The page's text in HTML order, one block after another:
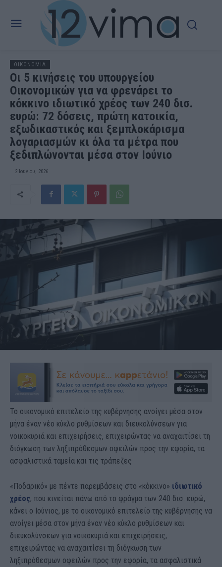
OIKONOMIA
Οι 5 κινήσεις του υπουργείου
Οικονομικών για να φρενάρει το
κόκκινο ιδιωτικό χρέος των 240 δισ.
ευρώ: 72 δόσεις, πρώτη κατοικία,
εξωδικαστικός και ξεμπλοκάρισμα
λογαριασμών κι όλα τα μέτρα που
ξεδιπλώνονται μέσα στον Ιούνιο
2 Ιουνίου, 2026
Το οικονομικό επιτελείο της κυβέρνησης ανοίγει μέσα στον
μήνα έναν νέο κύκλο ρυθμίσεων και διευκολύνσεων για
νοικοκυριά και επιχειρήσεις, επιχειρώντας να αναχαιτίσει τη
διόγκωση των ληξιπρόθεσμων οφειλών προς την εφορία, τα
ασφαλιστικά ταμεία και τις τράπεζες
«Ποδαρικό» με πέντε παρεμβάσεις στο «κόκκινο» ιδιωτικό
χρέος, που κινείται πάνω από το φράγμα των 240 δισ. ευρώ,
κάνει ο Ιούνιος, με το οικονομικό επιτελείο της κυβέρνησης να
ανοίγει μέσα στον μήνα έναν νέο κύκλο ρυθμίσεων και
διευκολύνσεων για νοικοκυριά και επιχειρήσεις,
επιχειρώντας να αναχαιτίσει τη διόγκωση των
ληξιπρόθεσμων οφειλών προς την εφορία, τα ασφαλιστικά